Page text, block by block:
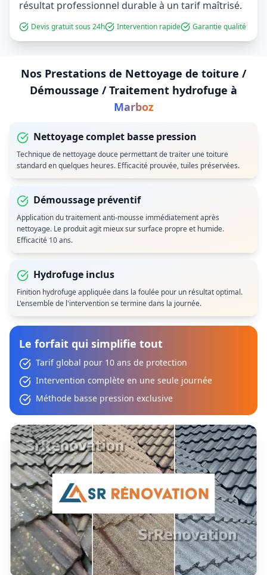
résultat professionnel durable à un tarif maîtrisé.
Devis gratuit sous 24h Intervention rapide Garantie qualité
Nos Prestations de Nettoyage de toiture /
Démoussage / Traitement hydrofuge à
Marboz
Nettoyage complet basse pression
Technique de nettoyage douce permettant de traiter une toiture
standard en quelques heures. Efficacité prouvée, tuiles préservées.
Démoussage préventif
Application du traitement anti-mousse immédiatement après
nettoyage. Le produit agit mieux sur surface propre et humide.
Efficacité 10 ans.
Hydrofuge inclus
Finition hydrofuge appliquée dans la foulée pour un résultat optimal.
L'ensemble de l'intervention se termine dans la journée.
Le forfait qui simplifie tout
Tarif global pour 10 ans de protection
Intervention complète en une seule journée
Méthode basse pression exclusive